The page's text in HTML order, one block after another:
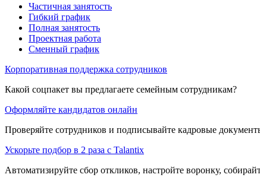
Частичная занятость
Гибкий график
Полная занятость
Проектная работа
Сменный график
Корпоративная поддержка сотрудников
Какой соцпакет вы предлагаете семейным сотрудникам?
Оформляйте кандидатов онлайн
Проверяйте сотрудников и подписывайте кадровые
Ускорьте подбор в 2 раза с Talantix
Автоматизируйте сбор откликов, настройте воронку,